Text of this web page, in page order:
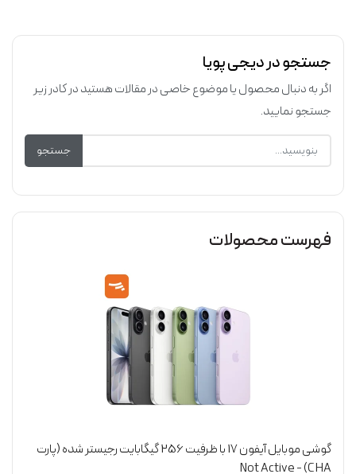
جستجو در دیجی پویا
اگر به دنبال محصول یا موضوع خاصی در مقالات هستید در کادر زیر
جستجو نمایید.
جستجو
فهرست محصولات
گوشی موبایل آیفون 17 با ظرفیت 256 گیگابایت رجیستر شده (پارت
CHA) - Not Active